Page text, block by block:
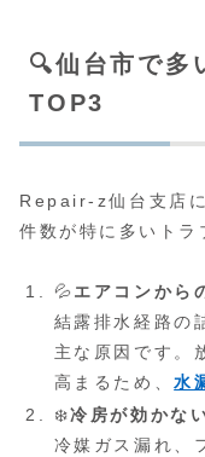
🔍仙台市で多
TOP3
Repair-z仙台支店
件数が特に多いトラ
💦 エアコンから
結露排水経路の
主な原因です。
高まるため、水
❄️冷房が効かな
冷媒ガス漏れ、